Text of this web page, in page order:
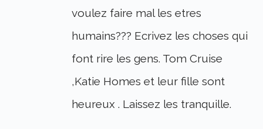
voulez faire mal les etres
humains??? Ecrivez les choses qui
font rire les gens. Tom Cruise
,Katie Homes et leur fille sont
heureux . Laissez les tranquille.